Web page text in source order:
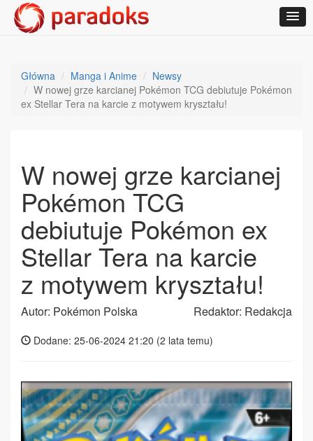
Główna Manga i Anime
Newsy
W nowej grze karcianej Pokémon TCG debiutuje Pokémon
ex Stellar Tera na karcie z motywem kryształu!
W nowej grze karcianej
Pokémon TCG
debiutuje Pokémon ex
Stellar Tera na karcie
z motywem kryształu!
Autor: Pokémon Polska Redaktor: Redakcja
Dodane: 25-06-2024 21:20 (2 lata temu)